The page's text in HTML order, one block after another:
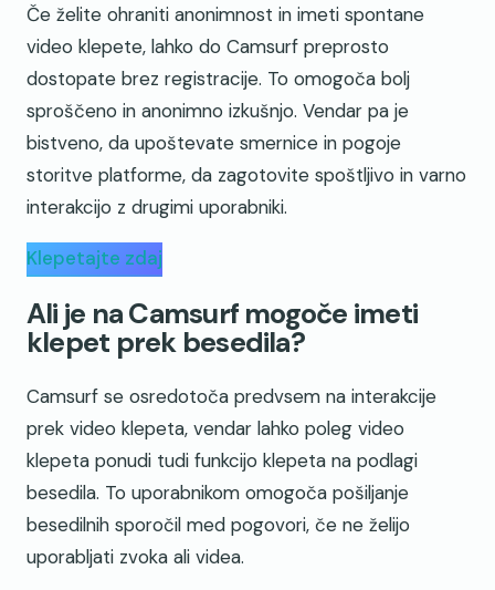
Če želite ohraniti anonimnost in imeti spontane
video klepete, lahko do Camsurf preprosto
dostopate brez registracije. To omogoča bolj
sproščeno in anonimno izkušnjo. Vendar pa je
bistveno, da upoštevate smernice in pogoje
storitve platforme, da zagotovite spoštljivo in varno
interakcijo z drugimi uporabniki.
Klepetajte zdaj
Ali je na Camsurf mogoče imeti
klepet prek besedila?
Camsurf se osredotoča predvsem na interakcije
prek video klepeta, vendar lahko poleg video
klepeta ponudi tudi funkcijo klepeta na podlagi
besedila. To uporabnikom omogoča pošiljanje
besedilnih sporočil med pogovori, če ne želijo
uporabljati zvoka ali videa.